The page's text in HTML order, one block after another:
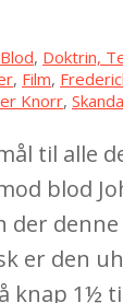
Blod, Doktrin,
, Film,
Knorr,
til alle
blod
der
er den
knap 1½